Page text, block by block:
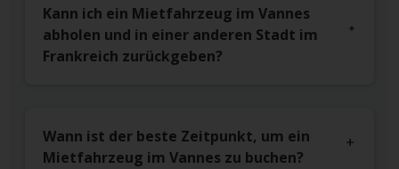
Kann ich ein Mietfahrzeug im Vannes
abholen und in einer anderen Stadt im
Frankreich zurückgeben?
Wann ist der beste Zeitpunkt, um ein
Mietfahrzeug im Vannes zu buchen?